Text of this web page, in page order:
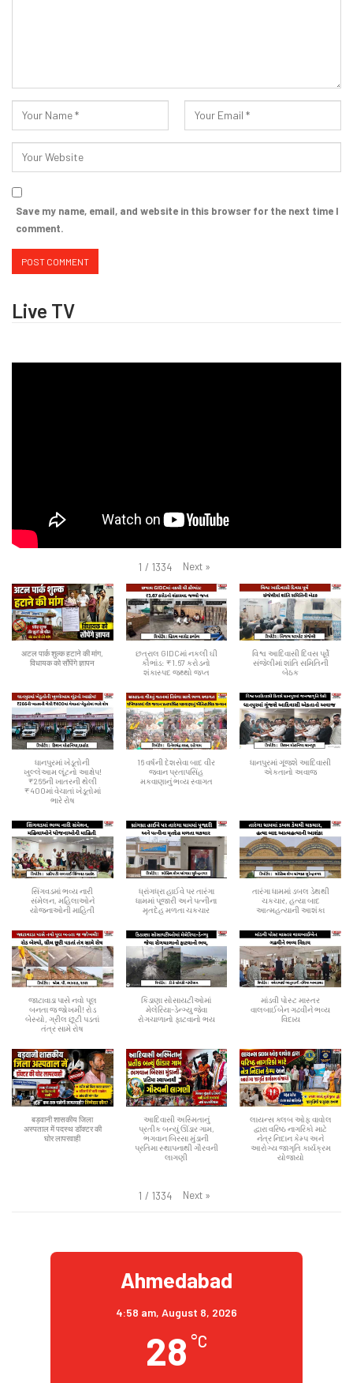
Save my name, email, and website in this browser for the next time I
comment.
Live TV
1 / 1334 Next »
अटल पार्क शुल्क हटाने की मांग,
विधायक को सौंपेंगे ज्ञापन
છત્રાલ GIDCમાં નકલી ઘી
કૌભાંડ: ₹1.67 કરોડનો
શંકાસ્પદ જથ્થો જપ્ત
વિશ્વ આદિવાસી દિવસ પૂર્વે
સંજેલીમાં શાંતિ સમિતિની
બેઠક
ધાનપુરમાં ખેડૂતોની
ખુલ્લેઆમ લૂંટનો આક્ષેપ!
₹266ની ખાતરની થેલી
₹400માં વેચાતાં ખેડૂતોમાં
ભારે રોષ
16 વર્ષની દેશસેવા બાદ વીર
જવાન પ્રતાપસિંહ
મકવાણાનું ભવ્ય સ્વાગત
ધાનપુરમાં ગૂંજશે આદિવાસી
એકતાનો અવાજ
સિંગવડમાં ભવ્ય નારી
સંમેલન, મહિલાઓને
યોજનાઓની માહિતી
ધ્રાંગધ્રા હાઈવે પર તારંગા
ધામમાં પૂજારી અને પત્નીના
મૃતદેહ મળતા ચકચાર
તારંગા ધામમાં ડબલ ડેથથી
ચકચાર, હત્યા બાદ
આત્મહત્યાની આશંકા
જાટાવાડા પાસે નવો પૂલ
બનતા જ જોખમી! રોડ
બેસ્યો, ગ્રીલ છૂટી પડતાં
તંત્ર સામે રોષ
કિડાણા સોસાયટીઓમાં
મેલેરિયા-ડેન્ગ્યુ જેવા
રોગચાળાનો ફાટવાનો ભય
માંડવી પોસ્ટ માસ્તર
વાલબાઈબેન ગઢવીને ભવ્ય
વિદાય
बड़वानी शासकीय जिला
अस्पताल में पदस्थ डॉक्टर की
घोर लापरवाही
આદિવાસી અસ્મિતાનું
પ્રતીક બન્યું ઊંડાર ગામ,
ભગવાન બિરસા મુંડાની
પ્રતિમા સ્થાપનાથી ગૌરવની
લાગણી
લાયન્સ ક્લબ ઓફ વાવોલ
દ્વારા વરિષ્ઠ નાગરિકો માટે
નેત્ર નિદાન કેમ્પ અને
આરોગ્ય જાગૃતિ કાર્યક્રમ
યોજાયો
1 / 1334 Next »
Ahmedabad
4:58 am, August 8, 2026
28 °C